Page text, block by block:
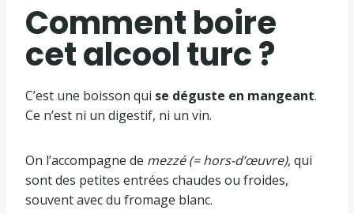
Comment boire
cet alcool turc ?
C’est une boisson qui se déguste en mangeant.
Ce n’est ni un digestif, ni un vin.
On l’accompagne de mezzé (= hors-d’œuvre), qui
sont des petites entrées chaudes ou froides,
souvent avec du fromage blanc.